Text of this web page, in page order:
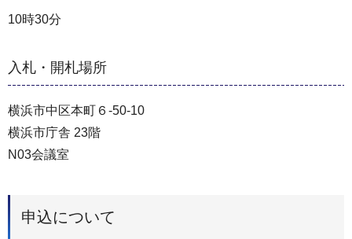
10時30分
入札・開札場所
横浜市中区本町６-50-10
横浜市庁舎 23階
N03会議室
申込について